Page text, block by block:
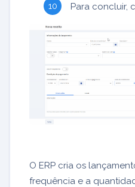
Para concluir,
O ERP cria os
frequência e a